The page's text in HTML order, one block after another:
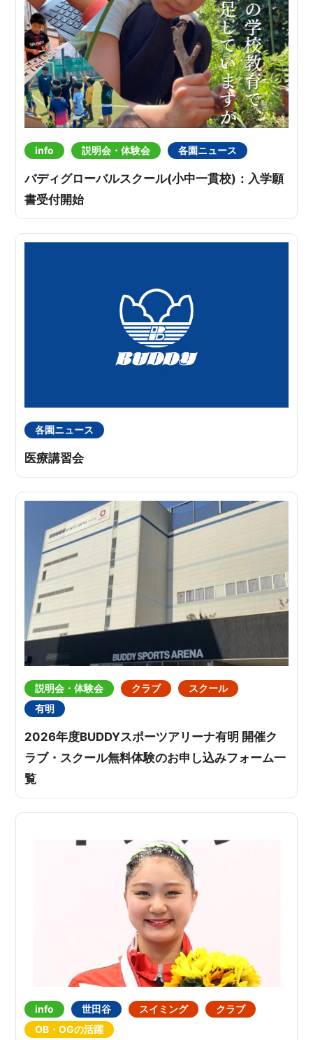
info 説明会・体験会 各園ニュース
バディグローバルスクール(小中一貫校)：入学願
書受付開始
各園ニュース
医療講習会
説明会・体験会 クラブ
スクール
有明
2026年度BUDDYスポーツアリーナ有明 開催ク
ラブ・スクール無料体験のお申し込みフォーム一
覧
info 世田谷 スイミング
クラブ
OB・OGの活躍